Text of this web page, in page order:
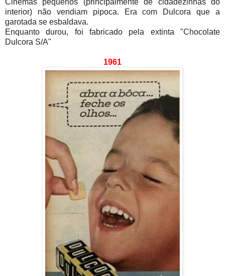
interior) não vendiam pipoca. Era com Dulcora que a
garotada se esbaldava.
Enquanto durou, foi fabricado pela extinta "Chocolate
Dulcora S/A"
1961